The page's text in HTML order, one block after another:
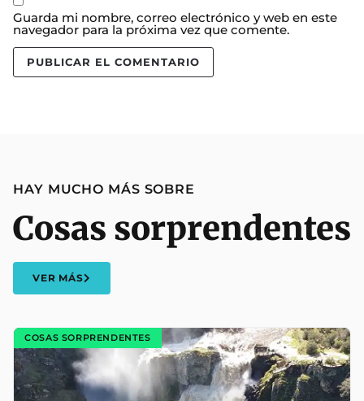
Guarda mi nombre, correo electrónico y web en este
navegador para la próxima vez que comente.
HAY MUCHO MÁS SOBRE
Cosas sorprendentes
VER MÁS
COSAS SORPRENDENTES